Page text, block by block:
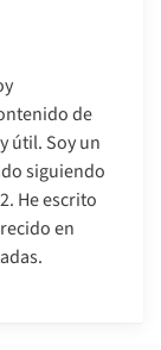
de
útil. Soy un
siguiendo
He escrito
en